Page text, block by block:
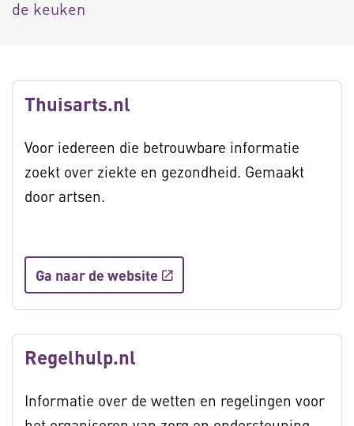
de keuken
Thuisarts.nl
Voor iedereen die betrouwbare informatie
zoekt over ziekte en gezondheid. Gemaakt
door artsen.
Ga naar de website
Regelhulp.nl
Informatie over de wetten en regelingen voor